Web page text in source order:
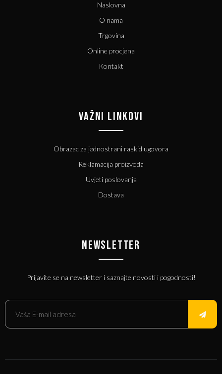
Naslovna
O nama
Trgovina
Online procjena
Kontakt
VAŽNI LINKOVI
Obrazac za jednostrani raskid ugovora
Reklamacija proizvoda
Uvjeti poslovanja
Dostava
NEWSLETTER
Prijavite se na newsletter i saznajte novosti i pogodnosti!